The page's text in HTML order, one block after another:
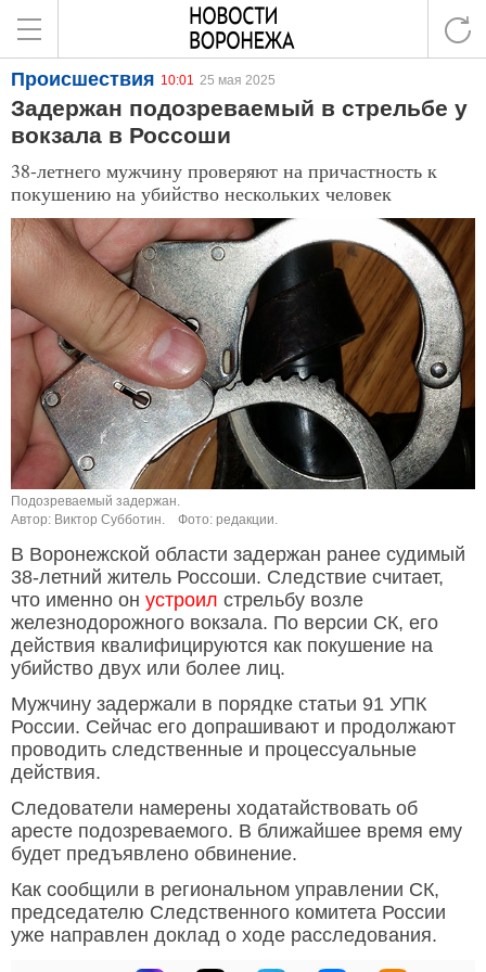
Происшествия 10:01 25 мая 2025
Задержан подозреваемый в стрельбе у
вокзала в Россоши
38-летнего мужчину проверяют на причастность к
покушению на убийство нескольких человек
Подозреваемый задержан.
Автор: Виктор Субботин.
Фото: редакции.
В Воронежской области задержан ранее судимый
38-летний житель Россоши. Следствие считает,
что именно он устроил стрельбу возле
железнодорожного вокзала. По версии СК, его
действия квалифицируются как покушение на
убийство двух или более лиц.
Мужчину задержали в порядке статьи 91 УПК
России. Сейчас его допрашивают и продолжают
проводить следственные и процессуальные
действия.
Следователи намерены ходатайствовать об
аресте подозреваемого. В ближайшее время ему
будет предъявлено обвинение.
Как сообщили в региональном управлении СК,
председателю Следственного комитета России
уже направлен доклад о ходе расследования.